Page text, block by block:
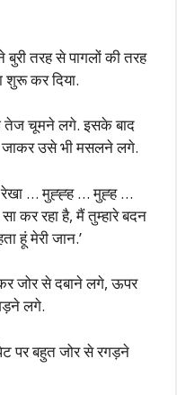
बुरी तरह से पागलों की तरह
शुरू कर दिया.
तेज चूमने लगे. इसके बाद
जाकर उसे भी मसलने लगे.
… मुह्ह्ह … मुह्ह …
कर रहा है, मैं तुम्हारे बदन
हूं मेरी जान.’
जोर से दबाने लगे, ऊपर
लगे.
पर बहुत जोर से रगड़ने